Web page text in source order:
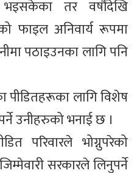
तर वर्षौंदेखि
फाइल अनिवार्य रूपमा
पठाइउनका लागि पनि
पीडितहरूका लागि विशेष
उनीहरुको भनाई छ ।
परिवारले भोग्नुपरेको
सरकारले लिनुपर्ने